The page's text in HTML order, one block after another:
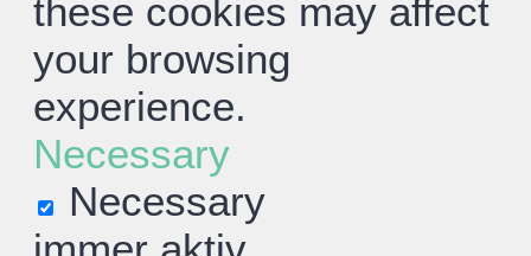
these cookies may affect
your browsing
experience.
Necessary
Necessary